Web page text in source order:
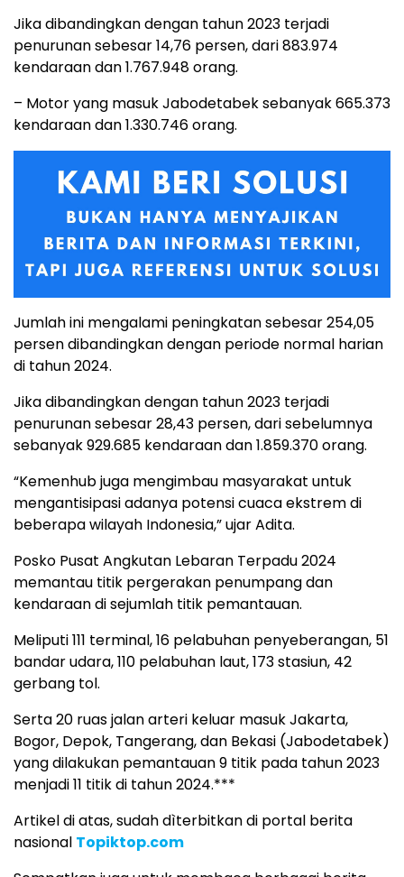
Jika dibandingkan dengan tahun 2023 terjadi
penurunan sebesar 14,76 persen, dari 883.974
kendaraan dan 1.767.948 orang.
– Motor yang masuk Jabodetabek sebanyak 665.373
kendaraan dan 1.330.746 orang.
Jumlah ini mengalami peningkatan sebesar 254,05
persen dibandingkan dengan periode normal harian
di tahun 2024.
Jika dibandingkan dengan tahun 2023 terjadi
penurunan sebesar 28,43 persen, dari sebelumnya
sebanyak 929.685 kendaraan dan 1.859.370 orang.
“Kemenhub juga mengimbau masyarakat untuk
mengantisipasi adanya potensi cuaca ekstrem di
beberapa wilayah Indonesia,” ujar Adita.
Posko Pusat Angkutan Lebaran Terpadu 2024
memantau titik pergerakan penumpang dan
kendaraan di sejumlah titik pemantauan.
Meliputi 111 terminal, 16 pelabuhan penyeberangan, 51
bandar udara, 110 pelabuhan laut, 173 stasiun, 42
gerbang tol.
Serta 20 ruas jalan arteri keluar masuk Jakarta,
Bogor, Depok, Tangerang, dan Bekasi (Jabodetabek)
yang dilakukan pemantauan 9 titik pada tahun 2023
menjadi 11 titik di tahun 2024.***
Artikel di atas, sudah dìterbitkan di portal berita
nasional Topiktop.com